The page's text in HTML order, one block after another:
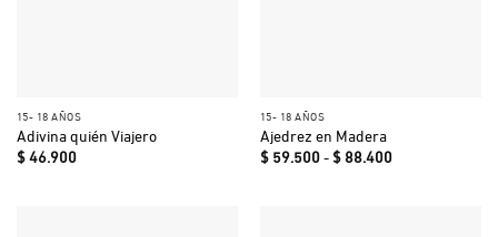
15- 18 AÑOS
Adivina quién Viajero
$46.900
15- 18 AÑOS
Ajedrez en Madera
$59.500- $88.400Rango
de